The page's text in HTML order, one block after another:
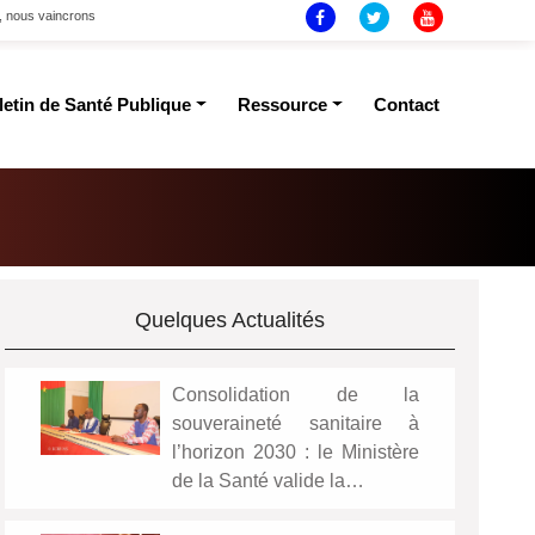
nous vaincrons
de Santé Publique Ressource Contact
Quelques Actualités
Consolidation de la
souveraineté sanitaire à
l’horizon 2030 : le Ministère
de la Santé valide la…